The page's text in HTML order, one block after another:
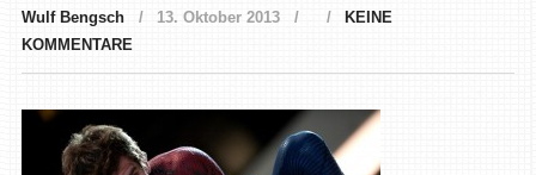
Wulf Bengsch 13. Oktober 2013
KEINE
KOMMENTARE